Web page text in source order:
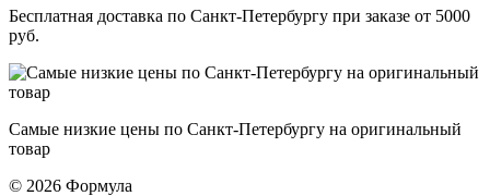
Бесплатная доставка по Санкт-Петербургу при заказе от 5000
руб.
Самые низкие цены по Санкт-Петербургу на оригинальный
товар
© 2026 Формула